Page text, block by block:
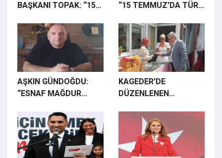
BAŞKANI TOPAK: “15
YAZILAN DESTAN,
TARİHİMİZİN EN
KRİTİK DÖNÜM
NOKTALARINDAN BİRİ
OLDU”
“15 TEMMUZ'DA TÜRK
AŞKIN GÜNDOĞDU:
“ESNAF MAĞDUR
BÖLGESELLİK KIRMIZI
ÇİZGİMİZDİR”
KAGEDER'DE
DÜZENLENEN
ŞENLİĞİNDE KADIN
GİRİŞİMCİNİN
ORGANİK
DONDURMALARI